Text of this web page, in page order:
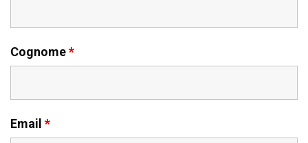
Cognome*
Email *